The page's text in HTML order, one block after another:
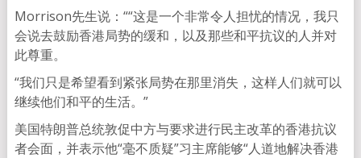
Morrison先生说：““这是一个非常令人担忧的情况，我只
会说去鼓励香港局势的缓和，以及那些和平抗议的人并对
此尊重。
“我们只是希望看到紧张局势在那里消失，这样人们就可以
继续他们和平的生活。”
美国特朗普总统敦促中方与要求进行民主改革的香港抗议
者会面，并表示他“毫不质疑”习主席能够“人道地解决香港